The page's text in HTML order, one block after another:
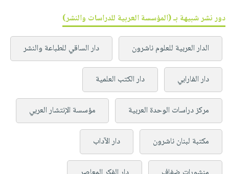
دور نشر شبيهة بـ (المؤسسة العربية للدراسات والنشر)
الدار العربية للعلوم ناشرون دار الساقي للطباعة والنشر
دار الفارابي دار الكتب العلمية
مركز دراسات الوحدة العربية مؤسسة الإنتشار العربي
مكتبة لبنان ناشرون دار الآداب